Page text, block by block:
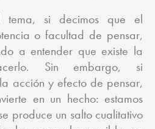
tema, si decimos que el
o facultad de pensar,
a entender que existe la
Sin embargo, si
acción y efecto de pensar,
en un hecho: estamos
produce un salto cualitativo